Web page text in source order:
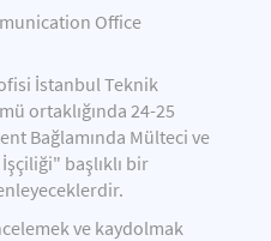
Office
İstanbul Teknik
ortaklığında 24-25
Bağlamında Mülteci ve
başlıklı bir
ve kaydolmak